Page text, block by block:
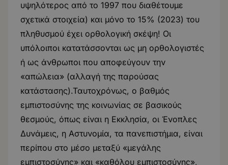
υψηλότερος από το 1997 που διαθέτουμε
σχετικά στοιχεία) και μόνο το 15% (2023) του
πληθυσμού έχει ορθολογική σκέψη! Οι
υπόλοιποι κατατάσσονται ως μη ορθολογιστές
ή ως άνθρωποι που αποφεύγουν την
«απώλεια» (αλλαγή της παρούσας
κατάστασης).Ταυτοχρόνως, ο βαθμός
εμπιστοσύνης της κοινωνίας σε βασικούς
θεσμούς, όπως είναι η Εκκλησία, οι Ένοπλες
Δυνάμεις, η Αστυνομία, τα πανεπιστήμια, είναι
περίπου στο μέσο μεταξύ «μεγάλης
εμπιστοσύνης» και «καθόλου εμπιστοσύνης»,